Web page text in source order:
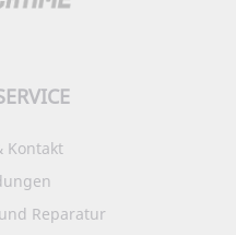
Kontakt
Reparatur